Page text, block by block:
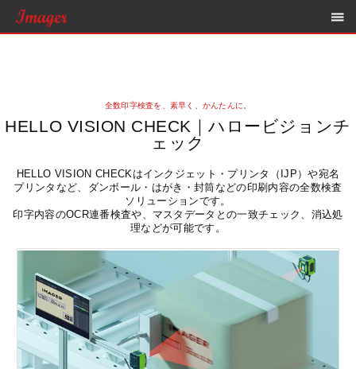
全数印字検査を、素早く、かんたんに。
HELLO VISION CHECK｜ハロービジョンチ
ェック
HELLO VISION CHECKはインクジェット・プリンタ（IJP）や宛名
プリンタなど、ダンボール・はがき・封筒などの印刷内容の全数検査
ソリューションです。
印字内容のOCR連番検査や、マスタデータとの一致チェック、消込処
理などが可能です。